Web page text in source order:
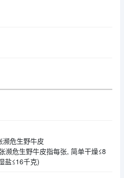
濒危生野牛皮
濒危生野牛皮指每张, 简单干燥≤8
盐≤16千克)